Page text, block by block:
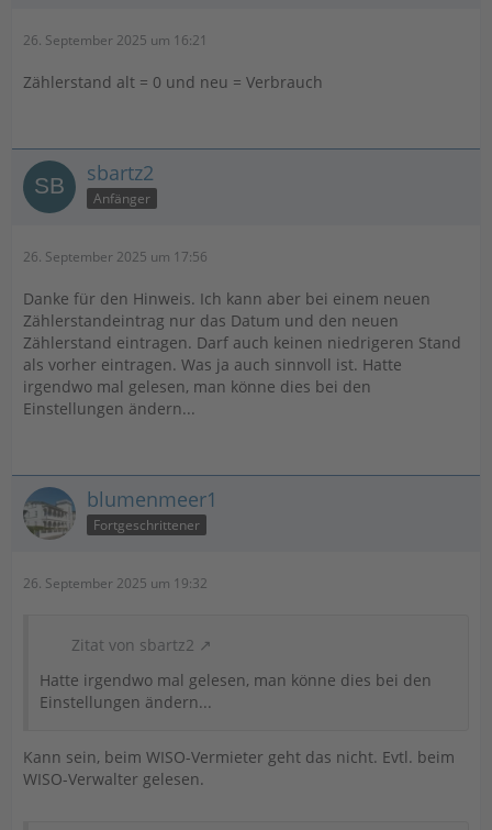
26. September 2025 um 16:21
Zählerstand alt = 0 und neu = Verbrauch
sbartz2
Anfänger
26. September 2025 um 17:56
Danke für den Hinweis. Ich kann aber bei einem neuen
Zählerstandeintrag nur das Datum und den neuen
Zählerstand eintragen. Darf auch keinen niedrigeren Stand
als vorher eintragen. Was ja auch sinnvoll ist. Hatte
irgendwo mal gelesen, man könne dies bei den
Einstellungen ändern...
blumenmeer1
Fortgeschrittener
26. September 2025 um 19:32
Zitat von sbartz2
Hatte irgendwo mal gelesen, man könne dies bei den
Einstellungen ändern...
Kann sein, beim WISO-Vermieter geht das nicht. Evtl. beim
WISO-Verwalter gelesen.